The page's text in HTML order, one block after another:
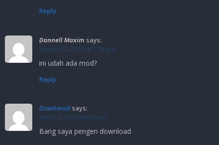
Reply
Dannell Maxim says:
January 22, 2019 at 7:18 pm
ini udah ada mod?
Reply
Dioahmad says:
March 5, 2019 at 8:26 am
Bang saya pengen download